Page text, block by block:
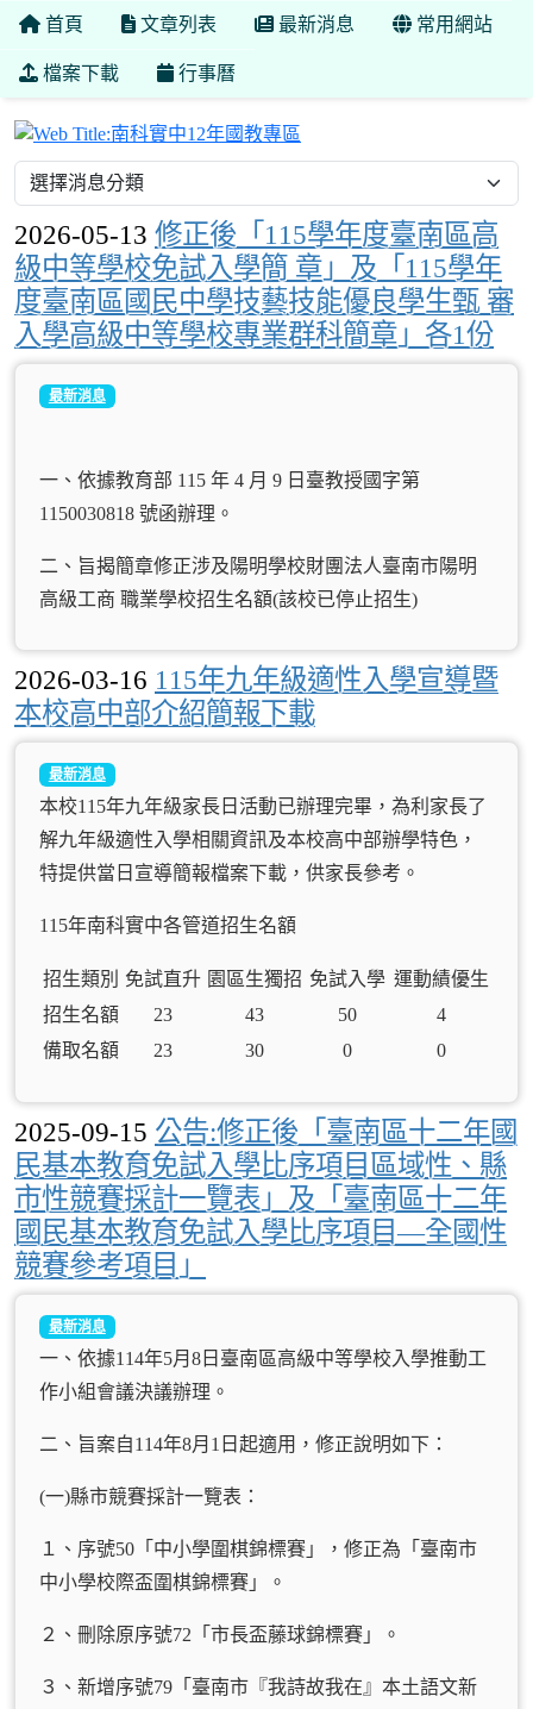
首頁 文章列表 最新消息 常用網站
檔案下載 行事曆
2026-05-13 修正後「115學年度臺南區高
級中等學校免試入學簡 章」及「115學年
度臺南區國民中學技藝技能優良學生甄 審
入學高級中等學校專業群科簡章」各1份
最新消息
一、依據教育部 115 年 4 月 9 日臺教授國字第
1150030818 號函辦理。
二、旨揭簡章修正涉及陽明學校財團法人臺南市陽明
高級工商 職業學校招生名額(該校已停止招生)
2026-03-16 115年九年級適性入學宣導暨
本校高中部介紹簡報下載
最新消息
本校115年九年級家長日活動已辦理完畢，為利家長了
解九年級適性入學相關資訊及本校高中部辦學特色，
特提供當日宣導簡報檔案下載，供家長參考。
115年南科實中各管道招生名額
招生類別 免試直升 園區生獨招 免試入學 運動績優生
招生名額
23 43 50
4
備取名額
23 30 0 0
2025-09-15 公告:修正後「臺南區十二年國
民基本教育免試入學比序項目區域性、縣
市性競賽採計一覽表」及「臺南區十二年
國民基本教育免試入學比序項目—全國性
競賽參考項目」
最新消息
一、依據114年5月8日臺南區高級中等學校入學推動工
作小組會議決議辦理。
二、旨案自114年8月1日起適用，修正說明如下：
(一)縣市競賽採計一覽表：
１、序號50「中小學圍棋錦標賽」，修正為「臺南市
中小學校際盃圍棋錦標賽」。
２、刪除原序號72「市長盃藤球錦標賽」。
３、新增序號79「臺南市『我詩故我在』本土語文新